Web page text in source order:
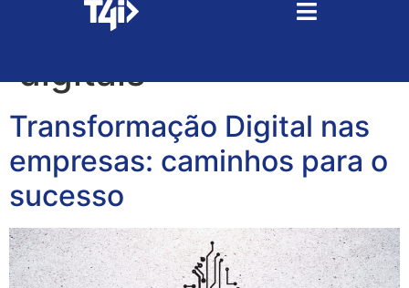
Tag:tecnologias
digitais
Transformação Digital nas
empresas: caminhos para o
sucesso